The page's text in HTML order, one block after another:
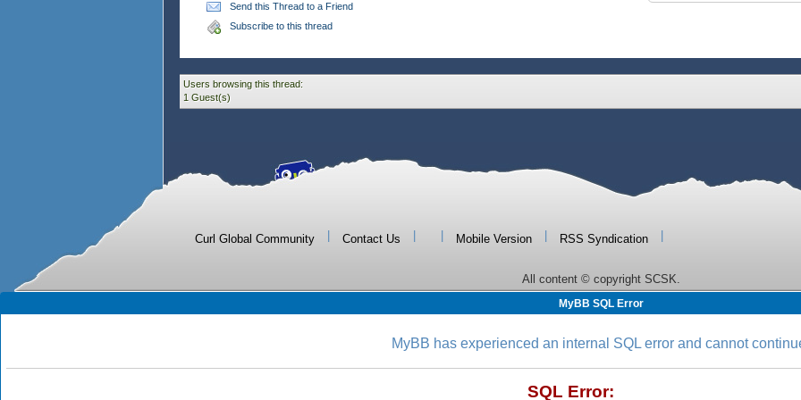
Send this Thread to a Friend
Subscribe to this thread
Users browsing this thread:
1 Guest(s)
Curl Global Community Contact Us Mobile Version RSS Syndication
All content © copyright SCSK.
MyBB SQL Error
MyBB has experienced an internal SQL error and cannot
SQL Error: